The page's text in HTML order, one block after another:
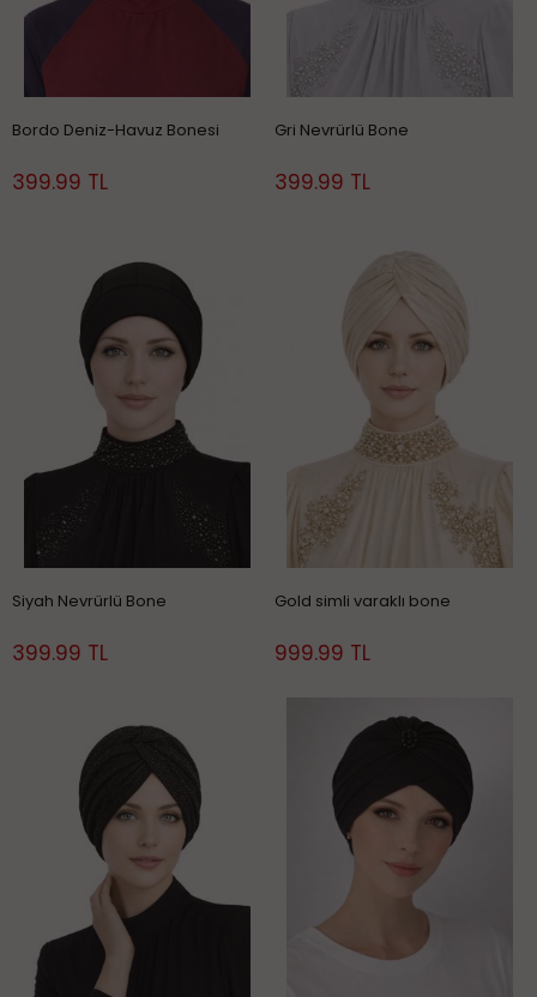
Bordo Deniz-Havuz Bonesi
399.99 TL
Gri Nevrürlü Bone
399.99 TL
Siyah Nevrürlü Bone
399.99 TL
Gold simli varaklı bone
999.99 TL